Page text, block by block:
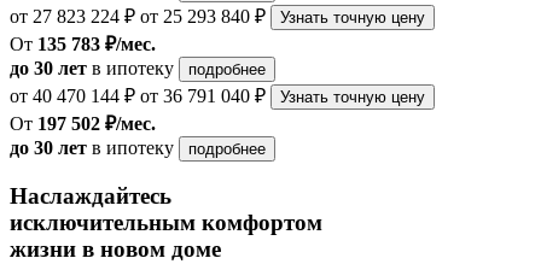
от 27 823 224 ₽ от 25 293 840 ₽ Узнать точную цену
От 135 783 ₽/мес.
до 30 лет в ипотеку подробнее
от 40 470 144 ₽ от 36 791 040 ₽ Узнать точную цену
От 197 502 ₽/мес.
до 30 лет в ипотеку подробнее
Наслаждайтесь
исключительным комфортом
жизни в новом доме